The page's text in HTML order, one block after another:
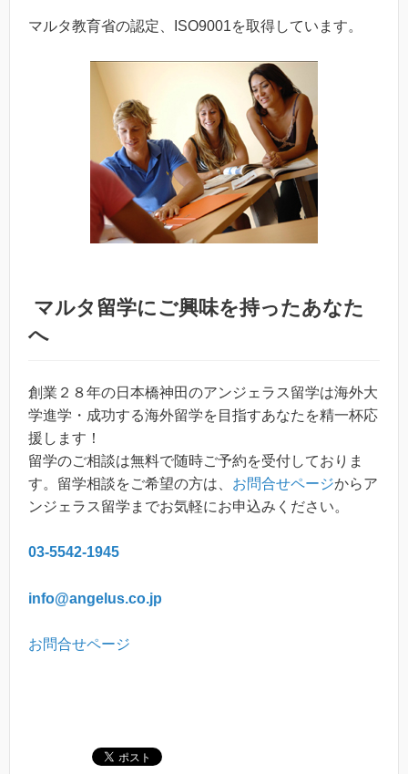
マルタ教育省の認定、ISO9001を取得しています。
マルタ留学にご興味を持ったあなた
へ
創業２８年の日本橋神田のアンジェラス留学は海外大
学進学・成功する海外留学を目指すあなたを精一杯応
援します！
留学のご相談は無料で随時ご予約を受付しておりま
す。留学相談をご希望の方は、 お問合せページからア
ンジェラス留学までお気軽にお申込みください。
03-5542-1945
info@angelus.co.jp
お問合せページ